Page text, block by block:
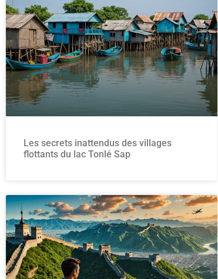
Les secrets inattendus des villages
flottants du lac Tonlé Sap